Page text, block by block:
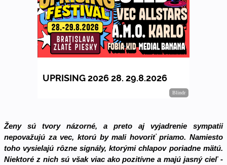
Ženy sú tvory názorné, a preto aj vyjadrenie sympatii
nepovažujú za vec, ktorú by mali hovoriť priamo. Namiesto
toho vysielajú rôzne signály, ktorými chlapov poriadne mätú.
Niektoré z nich sú však viac ako pozitívne a majú jasný cieľ -